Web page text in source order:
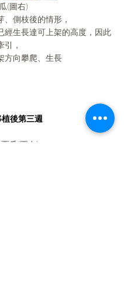
(圖右)
、側枝後的情形，
經生長達可上架的高度，因此
引，
方向攀爬、生長
植後第三週
瓜(圖右)